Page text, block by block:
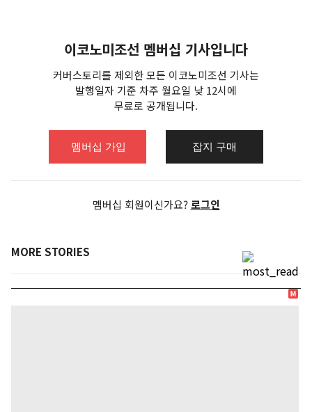
를 일으키고 있다. AI는 단순히
은행·증권 창구 업무를 뛰어넘
어 전문 영역까지 위협하고 있
다. 대표적인 것이 금융 데이터
이코노미조선 멤버십 기사입니다
커버스토리를 제외한 모든 이코노미조선 기사는
발행일자 기준 차주 월요일 낮 12시에
무료로 공개됩니다.
멤버십 가입 잡지 구매
멤버십 회원이신가요?로그인
MORE STORIES